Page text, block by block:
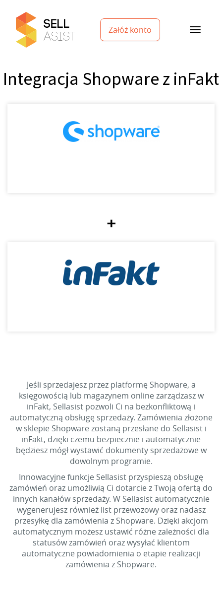
Załóż konto
Integracja Shopware z inFakt
+
Jeśli sprzedajesz przez platformę Shopware, a
księgowością lub magazynem online zarządzasz w
inFakt, Sellasist pozwoli Ci na bezkonfliktową i
automatyczną obsługę sprzedaży. Zamówienia złożone
w sklepie Shopware zostaną przesłane do Sellasist i
inFakt, dzięki czemu bezpiecznie i automatycznie
będziesz mógł wystawić dokumenty sprzedażowe w
dowolnym programie.
Innowacyjne funkcje Sellasist przyspieszą obsługę
zamówień oraz umożliwią Ci dotarcie z Twoją ofertą do
innych kanałów sprzedaży. W Sellasist automatycznie
wygenerujesz również list przewozowy oraz nadasz
przesyłkę dla zamówienia z Shopware. Dzięki akcjom
automatycznym możesz ustawić różne zależności dla
statusów zamówień oraz wysyłać klientom
automatyczne powiadomienia o etapie realizacji
zamówienia z Shopware.